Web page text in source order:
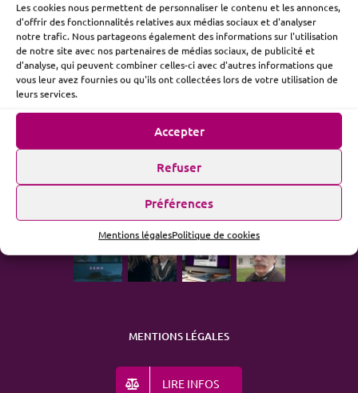
Les cookies nous permettent de personnaliser le contenu et les annonces,
d'offrir des fonctionnalités relatives aux médias sociaux et d'analyser
notre trafic. Nous partageons également des informations sur l'utilisation
de notre site avec nos partenaires de médias sociaux, de publicité et
d'analyse, qui peuvent combiner celles-ci avec d'autres informations que
vous leur avez fournies ou qu'ils ont collectées lors de votre utilisation de
leurs services.
Accepter
Refuser
Préférences
Mentions légalesPolitique de cookies
ME SUIVRE
ACTUALITÉ
MENTIONS LÉGALES
LIRE INFOS